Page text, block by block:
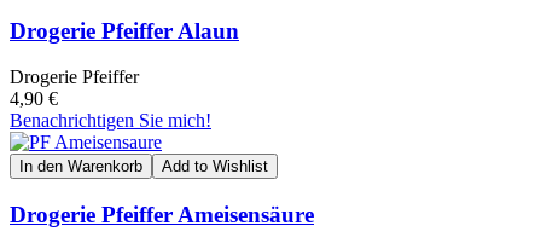
Drogerie Pfeiffer Alaun
Drogerie Pfeiffer
4,90 €
Benachrichtigen Sie mich!
In den Warenkorb Add to Wishlist
Drogerie Pfeiffer Ameisensäure